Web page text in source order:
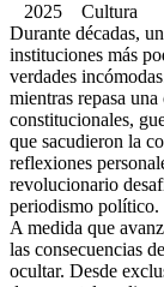
2025 Cultura
Durante décadas,
instituciones más
verdades
mientras repasa
constitucionales,
que sacudieron la
reflexiones
revolucionario
periodismo político.
A medida que
las consecuencias
ocultar. Desde